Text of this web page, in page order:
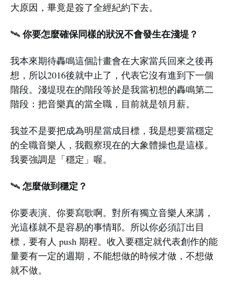
大原因，畢竟是簽了全經紀約下去。
🛰️你要怎麼確保同樣的狀況不會發生在淺堤？
我本來期待轟鳴這個計畫會在大家當兵回來之後再
想，所以2016後就中止了，代表它沒有進到下一個
階段。淺堤現在的階段等於是我當初想的轟鳴第二
階段：把音樂真的當全職，目前就是領月薪。
我並不是要把成為明星當成目標，我是想要當穩定
的全職音樂人，我觀察現在的大象體操也是這樣。
我要強調是「穩定」喔。
🛰️ 怎麼做到穩定？
你要表演、你要寫歌啊。對所有獨立音樂人來講，
光這樣就不是容易的事情耶。所以你必須訂出目
標，要有人 push 期程。收入要穩定就代表創作的能
量要有一定的週期，不能想做的時候才做，不想做
就不做。